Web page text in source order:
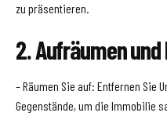
zu präsentieren.
2. Aufräumen
– Räumen Sie auf: Entfernen Sie
Gegenstände, um die Immobilie